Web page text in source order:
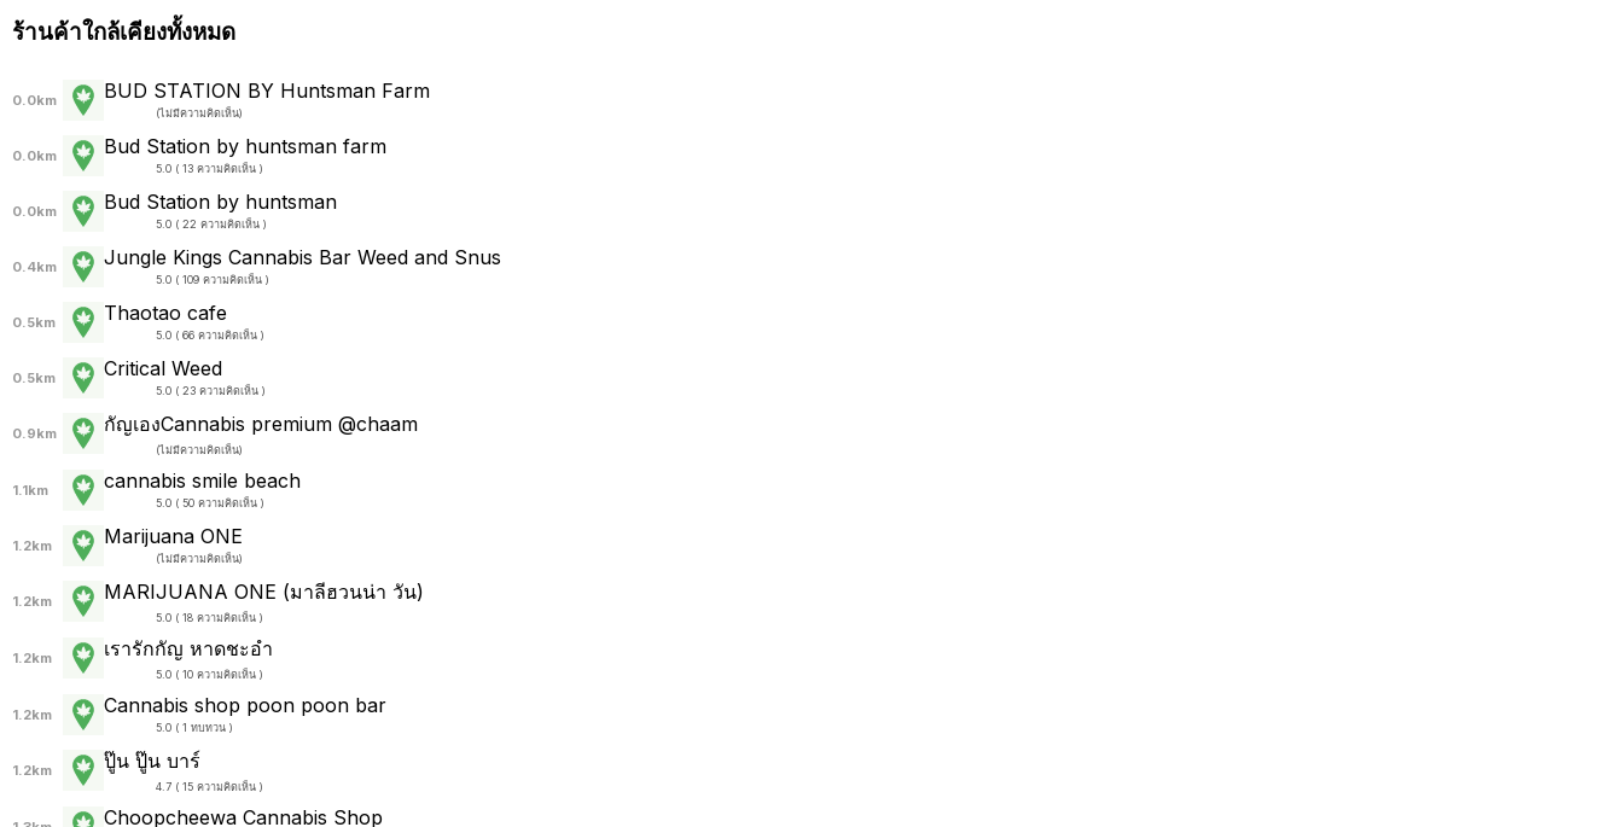
ร้านค้าใกล้เคียงทั้งหมด
0.0km BUD STATION BY Huntsman Farm
(ไม่มีความคิดเห็น)
0.0km Bud Station by huntsman farm
5.0 ( 13 ความคิดเห็น )
0.0km Bud Station by huntsman
5.0 ( 22 ความคิดเห็น )
0.4km Jungle Kings Cannabis Bar Weed and Snus
5.0 ( 109 ความคิดเห็น )
0.5km Thaotao cafe
5.0 ( 66 ความคิดเห็น )
0.5km Critical Weed
5.0 ( 23 ความคิดเห็น )
0.9km กัญเองCannabis premium @chaam
(ไม่มีความคิดเห็น)
1.1km cannabis smile beach
5.0 ( 50 ความคิดเห็น )
1.2km Marijuana ONE
(ไม่มีความคิดเห็น)
1.2km MARIJUANA ONE (มาลีฮวนน่า วัน)
5.0 ( 18 ความคิดเห็น )
1.2km เรารักกัญ หาดชะอำ
5.0 ( 10 ความคิดเห็น )
1.2km Cannabis shop poon poon bar
5.0 ( 1 ทบทวน )
1.2km ปู๊น ปู๊น บาร์
4.7 ( 15 ความคิดเห็น )
Choopcheewa Cannabis Shop